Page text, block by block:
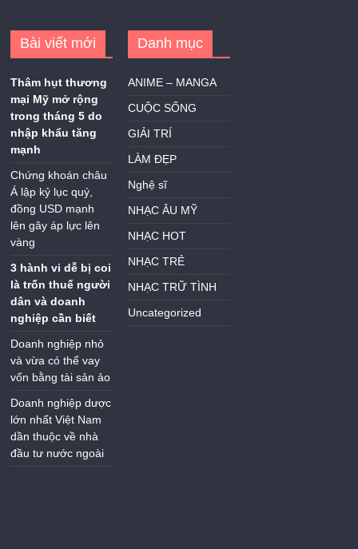
Bài viết mới
Thâm hụt thương
mại Mỹ mở rộng
trong tháng 5 do
nhập khẩu tăng
mạnh
Chứng khoán châu
Á lập kỷ lục quý,
đồng USD mạnh
lên gây áp lực lên
vàng
3 hành vi dễ bị coi
là trốn thuế người
dân và doanh
nghiệp cần biết
Doanh nghiệp nhỏ
và vừa có thể vay
vốn bằng tài sản ảo
Doanh nghiệp dược
lớn nhất Việt Nam
dần thuộc về nhà
đầu tư nước ngoài
Danh mục
ANIME – MANGA
CUỘC SỐNG
GIẢI TRÍ
LÀM ĐẸP
Nghệ sĩ
NHẠC ÂU MỸ
NHẠC HOT
NHẠC TRẺ
NHẠC TRỮ TÌNH
Uncategorized